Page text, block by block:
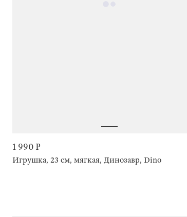
1 990 ₽
Игрушка, 23 см, мягкая, Динозавр, Dino